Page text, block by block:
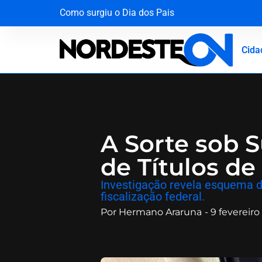
Como surgiu o Dia dos Pais
Operação desmantela rede criminosa que
Mala com R$ 1,3 milhão em dinheiro vivo é
A força da solidariedade: garoto vítima de
A Sorte sob
de Títulos
​Investigação revela esquema
fiscalização federal.
Por Hermano Araruna - 9 fevereiro